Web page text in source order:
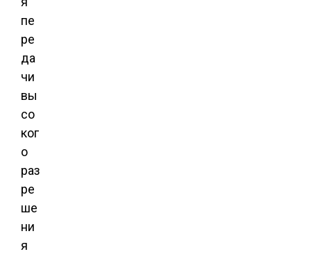
пе
ре
да
чи
вы
со
ког
о
раз
ре
ше
ни
я